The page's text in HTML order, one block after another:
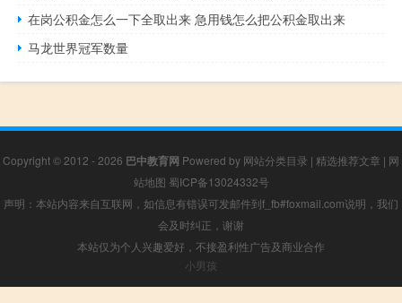
在岗公积金怎么一下全取出来 急用钱怎么把公积金取出来
马龙世界冠军数量
Copyright © 2012 - 2026 巴中教育网 Powered by 网站分类目录 | 精选推荐文章 | 网
站地图 蜀ICP备13024332号
声明：本站内容来自互联网，如信息有错误可发邮件到f_fb#foxmail.com说明，我们
会及时纠正，谢谢
本站仅为个人兴趣爱好，不接盈利性广告及商业合作
小男孩